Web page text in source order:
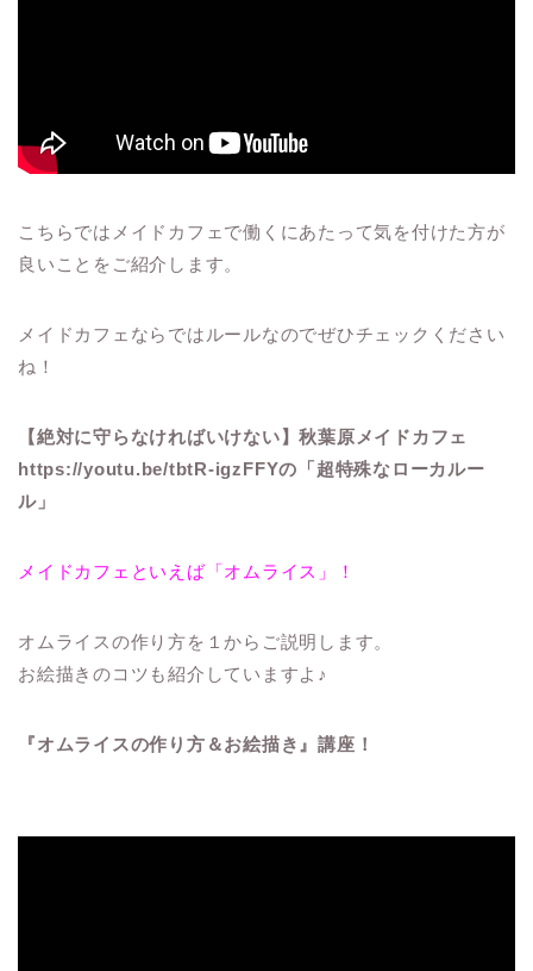
こちらではメイドカフェで働くにあたって気を付けた方が
良いことをご紹介します。
メイドカフェならではルールなのでぜひチェックください
ね！
【絶対に守らなければいけない】秋葉原メイドカフェ
https://youtu.be/tbtR-igzFFYの「超特殊なローカルー
ル」
メイドカフェといえば「オムライス」！
オムライスの作り方を１からご説明します。
お絵描きのコツも紹介していますよ♪
『オムライスの作り方＆お絵描き』講座！